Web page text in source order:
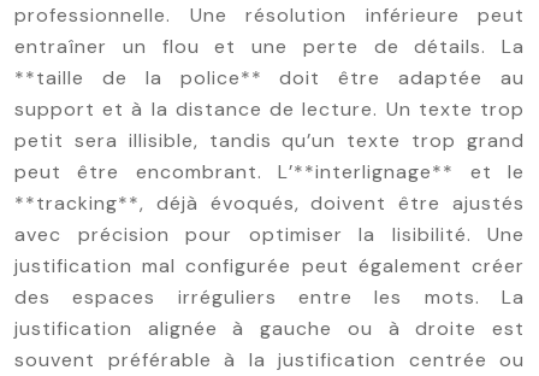
professionnelle. Une résolution inférieure peut
entraîner un flou et une perte de détails. La
**taille de la police** doit être adaptée au
support et à la distance de lecture. Un texte trop
petit sera illisible, tandis qu’un texte trop grand
peut être encombrant. L’**interlignage** et le
**tracking**, déjà évoqués, doivent être ajustés
avec précision pour optimiser la lisibilité. Une
justification mal configurée peut également créer
des espaces irréguliers entre les mots. La
justification alignée à gauche ou à droite est
souvent préférable à la justification centrée ou